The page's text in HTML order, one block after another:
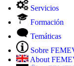
Servicios
Formación
Temáticas
Sobre
About